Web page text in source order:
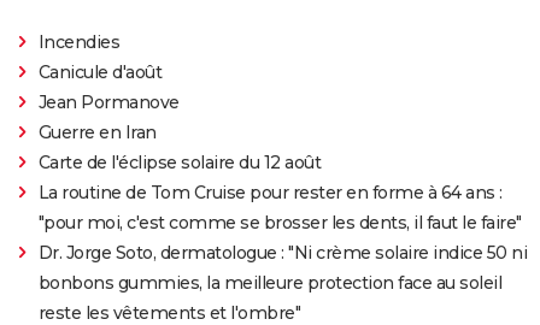
Incendies
Canicule d'août
Jean Pormanove
Guerre en Iran
Carte de l'éclipse solaire du 12 août
La routine de Tom Cruise pour rester en forme à 64 ans :
"pour moi, c'est comme se brosser les dents, il faut le faire"
Dr. Jorge Soto, dermatologue : "Ni crème solaire indice 50 ni
bonbons gummies, la meilleure protection face au soleil
reste les vêtements et l'ombre"